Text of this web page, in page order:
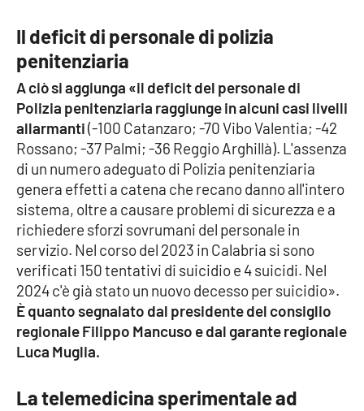
PROGETTI
SPECIALI
Buona Sanità Calabria
LA
CALABRIAVISIONE
Destinazioni
Eventi
Food
Storie
Il deficit di personale di polizia
penitenziaria
A ciò si aggiunga «il deficit del personale di
Polizia penitenziaria raggiunge in alcuni casi livelli
allarmanti(-100 Catanzaro; -70 Vibo Valentia; -42
Rossano; -37 Palmi; -36 Reggio Arghillà). L'assenza
di un numero adeguato di Polizia penitenziaria
genera effetti a catena che recano danno all'intero
sistema, oltre a causare problemi di sicurezza e a
richiedere sforzi sovrumani del personale in
servizio. Nel corso del 2023 in Calabria si sono
verificati 150 tentativi di suicidio e 4 suicidi. Nel
2024 c'è già stato un nuovo decesso per suicidio».
È quanto segnalato dal presidente del consiglio
regionale Filippo Mancuso e dal garante regionale
Luca Muglia.
La telemedicina sperimentale ad